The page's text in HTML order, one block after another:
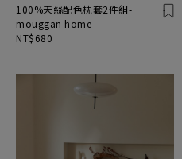
100%天絲配色枕套2件組-
mouggan home
NT$680